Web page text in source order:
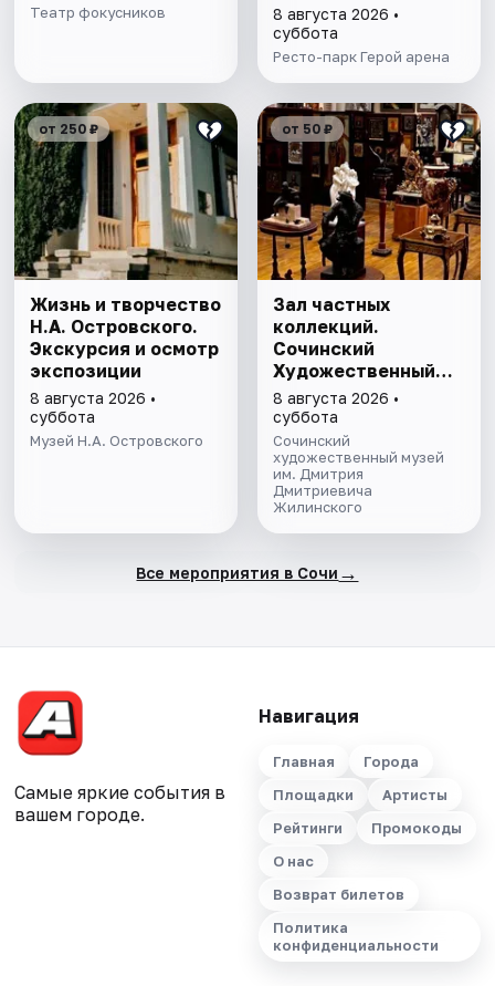
Театр фокусников
8 августа 2026 •
суббота
Ресто-парк Герой арена
от 250 ₽
Жизнь и творчество
Н.А. Островского.
Экскурсия и осмотр
экспозиции
8 августа 2026 •
суббота
Музей Н.А. Островского
от 50 ₽
Зал частных
коллекций.
Сочинский
Художественный
музей им. Д.Д.
Жилинского
8 августа 2026 •
суббота
Сочинский
художественный музей
им. Дмитрия
Дмитриевича
Жилинского
Все мероприятия в Сочи →
Самые яркие события в
вашем городе.
Навигация
Главная
Города
Площадки
Артисты
Рейтинги
Промокоды
О нас
Возврат билетов
Политика
конфиденциальности